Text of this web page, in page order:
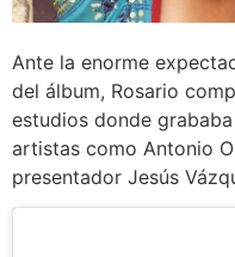
Ante la enorme
del álbum, Rosario
estudios donde
artistas como Antonio
presentador Jesús